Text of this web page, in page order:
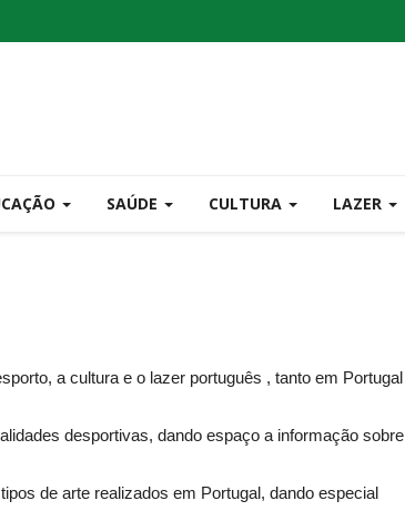
SAÚDE CULTURA LAZER
a cultura e o lazer português , tanto em Portugal
desportivas, dando espaço a informação sobre
de arte realizados em Portugal, dando especial